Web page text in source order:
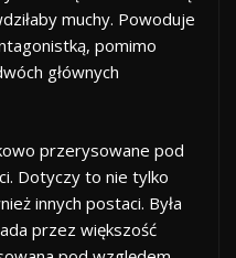
muchy. Powoduje
pomimo
głównych
przerysowane pod
Dotyczy to nie tylko
innych postaci. Była
przez większość